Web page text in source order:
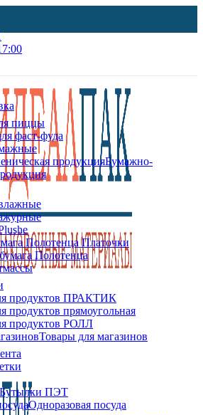
пиццы
фаст-фуда
Бумажно-
Полотенца Платочки
Полотенца
продуктов ПРАКТИК
продуктов прямоугольная
продуктов РОЛЛ
Товары для магазинов
Бутылки ПЭТ
Одноразовая посуда